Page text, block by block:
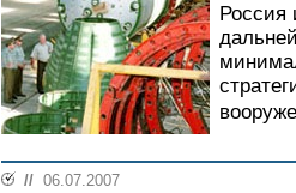
Россия
// 06.07.2007